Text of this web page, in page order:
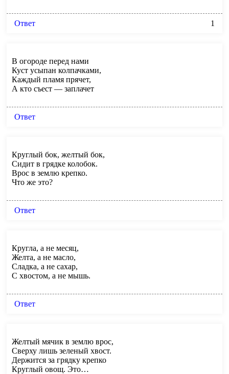
Ответ 1
В огороде перед нами
Куст усыпан колпачками,
Каждый пламя прячет,
А кто съест — заплачет
Ответ
Круглый бок, желтый бок,
Сидит в грядке колобок.
Врос в землю крепко.
Что же это?
Ответ
Кругла, а не месяц,
Желта, а не масло,
Сладка, а не сахар,
С хвостом, а не мышь.
Ответ
Желтый мячик в землю врос,
Сверху лишь зеленый хвост.
Держится за грядку крепко
Круглый овощ. Это…